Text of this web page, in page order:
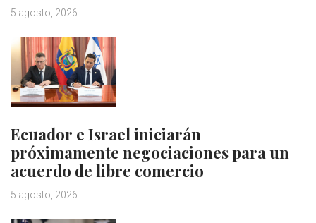
5 agosto, 2026
Ecuador e Israel iniciarán
próximamente negociaciones para un
acuerdo de libre comercio
5 agosto, 2026